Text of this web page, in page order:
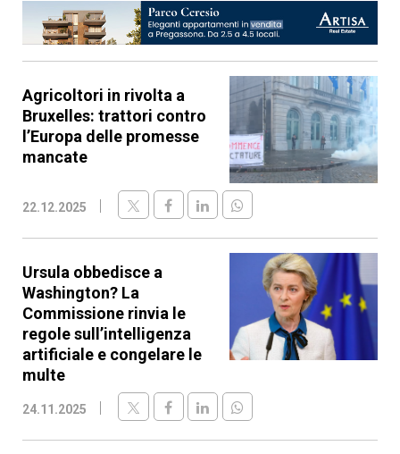
Agricoltori in rivolta a
Bruxelles: trattori contro
l’Europa delle promesse
mancate
22.12.2025
Ursula obbedisce a
Washington? La
Commissione rinvia le
regole sull’intelligenza
artificiale e congelare le
multe
24.11.2025